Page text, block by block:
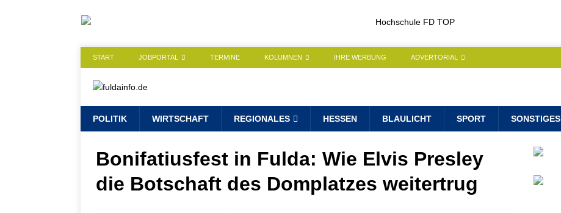
START JOBPORTAL TERMINE KOLUMNEN IHRE WERBUNG ADVERTORIAL
POLITIK WIRTSCHAFT REGIONALES HESSEN BLAULICHT SPORT SONSTIGES
Bonifatiusfest in Fulda: Wie Elvis Presley
die Botschaft des Domplatzes weitertrug